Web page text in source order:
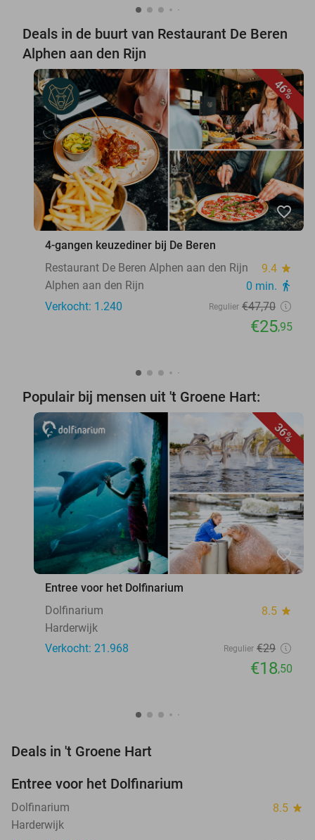
Deals in de buurt van Restaurant De Beren
Alphen aan den Rijn
46%
favorite_border
4-gangen keuzediner bij De Beren
Restaurant De Beren Alphen aan den Rijn
9.4 star
Alphen aan den Rijn 0 min. directions_walk
Verkocht: 1.240 Regulier €47,70
€25,95
Populair bij mensen uit 't Groene Hart:
36%
favorite_border
Entree voor het Dolfinarium
Dolfinarium
8.5 star
Harderwijk
Verkocht: 21.968
Regulier €29
€18,50
Deals in 't Groene Hart
Entree voor het Dolfinarium
Dolfinarium 8.5 star
Harderwijk